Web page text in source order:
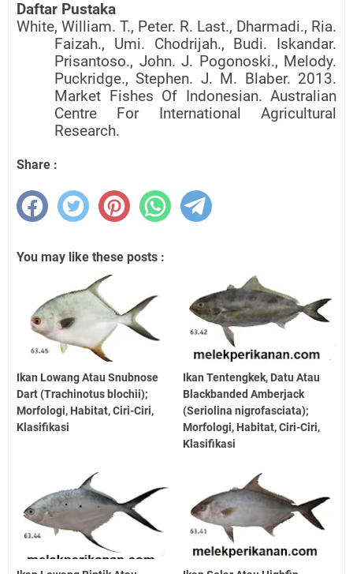
Daftar Pustaka
White, William. T., Peter. R. Last., Dharmadi., Ria.
Faizah., Umi. Chodrijah., Budi. Iskandar.
Prisantoso., John. J. Pogonoski., Melody.
Puckridge., Stephen. J. M. Blaber. 2013.
Market Fishes Of Indonesian. Australian
Centre For International Agricultural
Research.
Share :
You may like these posts :
Ikan Lowang Atau Snubnose
Dart (Trachinotus blochii);
Morfologi, Habitat, Ciri-Ciri,
Klasifikasi
Ikan Tentengkek, Datu Atau
Blackbanded Amberjack
(Seriolina nigrofasciata);
Morfologi, Habitat, Ciri-Ciri,
Klasifikasi